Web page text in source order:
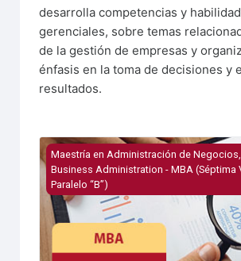
desarrolla competencias y
gerenciales, sobre temas
de la gestión de empresas y
énfasis en la toma de decisiones y
resultados.
Imagen del curso Taller de
Maestría en Administración de
Business Administration - MBA (Séptima
Paralelo “B”)